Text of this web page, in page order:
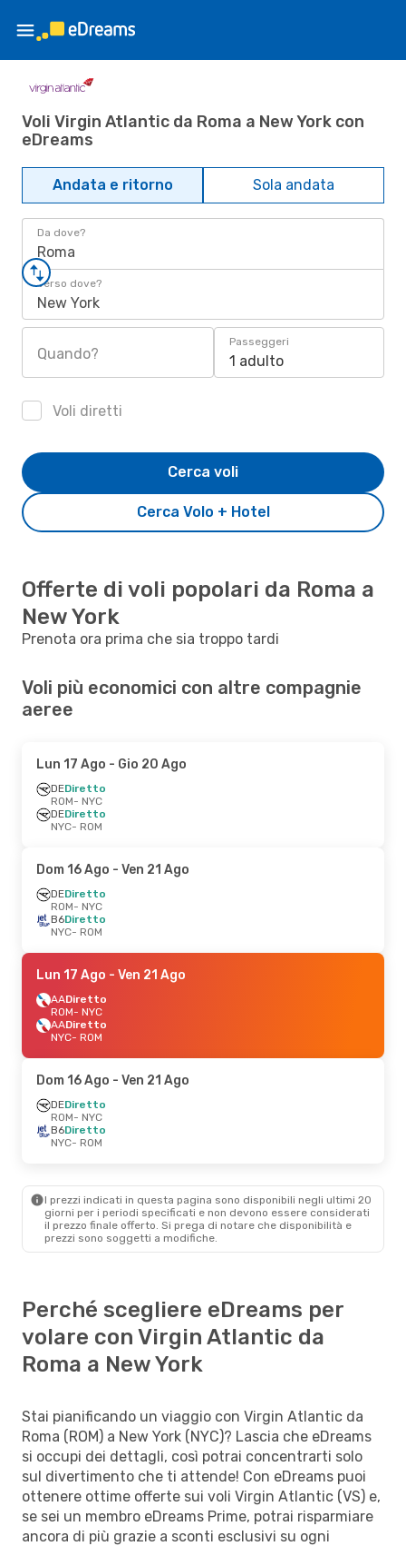
Voli Virgin Atlantic da Roma a New York con
eDreams
Andata e ritorno Sola andata
Da dove?
Roma
Verso dove?
New York
Quando?
Passeggeri
1 adulto
Voli diretti
Cerca Volo + Hotel
Cerca voli
Offerte di voli popolari da Roma a
New York
Prenota ora prima che sia troppo tardi
Voli più economici con altre compagnie
aeree
Lun 17 Ago - Gio 20 Ago
DEDiretto
ROM- NYC
DEDiretto
NYC- ROM
Dom 16 Ago - Ven 21 Ago
DEDiretto
ROM- NYC
B6Diretto
NYC- ROM
Lun 17 Ago - Ven 21 Ago
AADiretto
ROM- NYC
AADiretto
NYC- ROM
Dom 16 Ago - Ven 21 Ago
DEDiretto
ROM- NYC
B6Diretto
NYC- ROM
I prezzi indicati in questa pagina sono disponibili negli ultimi 20
giorni per i periodi specificati e non devono essere considerati
il ​​prezzo finale offerto. Si prega di notare che disponibilità e
prezzi sono soggetti a modifiche.
Perché scegliere eDreams per
volare con Virgin Atlantic da
Roma a New York
Stai pianificando un viaggio con Virgin Atlantic da
Roma (ROM) a New York (NYC)? Lascia che eDreams
si occupi dei dettagli, così potrai concentrarti solo
sul divertimento che ti attende! Con eDreams puoi
ottenere ottime offerte sui voli Virgin Atlantic (VS) e,
se sei un membro eDreams Prime, potrai risparmiare
ancora di più grazie a sconti esclusivi su ogni